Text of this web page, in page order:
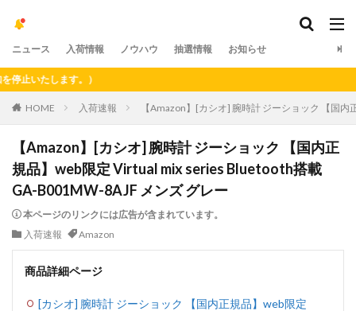
ニュース 入荷情報 ノウハウ 抽選情報 お知らせ
たします。）
HOME 入荷速報 【Amazon】[カシオ] 腕時計 ジーショック 【国
【Amazon】[カシオ] 腕時計 ジーショック 【国内正
規品】web限定 Virtual mix series Bluetooth搭載
GA-B001MW-8AJF メンズ グレー
本ページのリンクには広告が含まれています。
入荷速報
Amazon
商品詳細ページ
[カシオ] 腕時計 ジーショック 【国内正規品】web限定